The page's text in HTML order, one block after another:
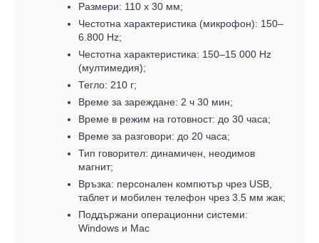
Размери: 110 х 30 мм;
Честотна характеристика (микрофон): 150–
6.800 Hz;
Честотна характеристика: 150–15 000 Hz
(мултимедия);
Тегло: 210 г;
Време за зареждане: 2 ч 30 мин;
Време в режим на готовност: до 30 часа;
Време за разговори: до 20 часа;
Тип говорител: динамичен, неодимов
магнит;
Връзка: персонален компютър чрез USB,
таблет и мобилен телефон чрез 3.5 мм жак;
Поддържани операционни системи:
Windows и Mac